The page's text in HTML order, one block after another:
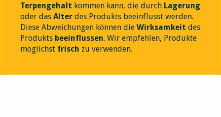
Terpengehalt kommen kann, die durch Lagerung
oder das Alter des Produkts beeinflusst werden.
Diese Abweichungen können die Wirksamkeit des
Produkts beeinflussen. Wir empfehlen, Produkte
möglichst frisch zu verwenden.